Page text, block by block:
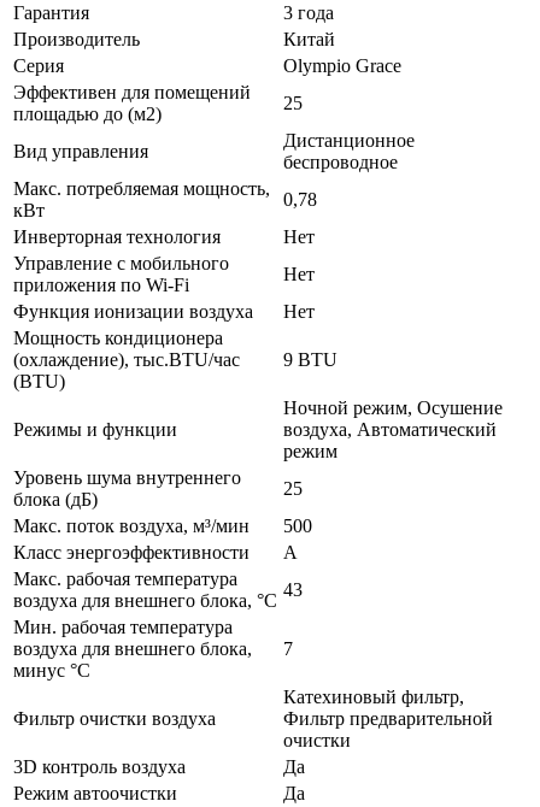
Гарантия
3 года
Производитель
Китай
Серия
Olympio Grace
Эффективен для помещений
площадью до (м2)
25
Вид управления
Дистанционное
беспроводное
Макс. потребляемая мощность,
кВт
0,78
Инверторная технология
Нет
Управление c мобильного
приложения по Wi-Fi
Нет
Функция ионизации воздуха
Нет
Мощность кондиционера
(охлаждение), тыс.BTU/час
(BTU)
9 BTU
Режимы и функции
Ночной режим, Осушение
воздуха, Автоматический
режим
Уровень шума внутреннего
блока (дБ)
25
Макс. поток воздуха, м³/мин
500
Класс энергоэффективности
А
Макс. рабочая температура
воздуха для внешнего блока, °С
43
Мин. рабочая температура
воздуха для внешнего блока,
минус °С
7
Фильтр очистки воздуха
Катехиновый фильтр,
Фильтр предварительной
очистки
3D контроль воздуха
Да
Режим автоочистки
Да